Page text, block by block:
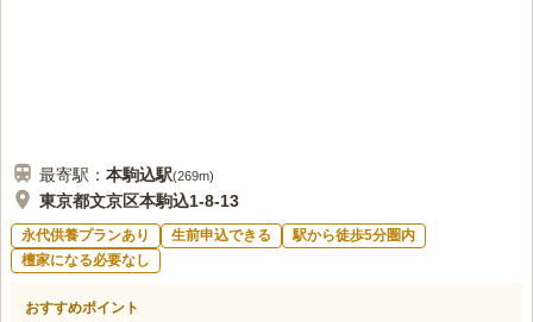
最寄駅： 本駒込駅(269m)
東京都文京区本駒込1-8-13
永代供養プランあり 生前申込できる
駅から徒歩5分圏内
檀家になる必要なし
おすすめポイント